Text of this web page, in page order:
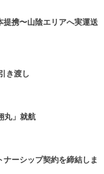
携〜山陰エリアへ実運送
き渡し
丸」就航
ーシップ契約を締結しま